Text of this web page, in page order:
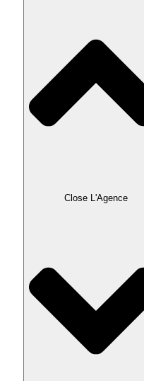
Close L'Agence